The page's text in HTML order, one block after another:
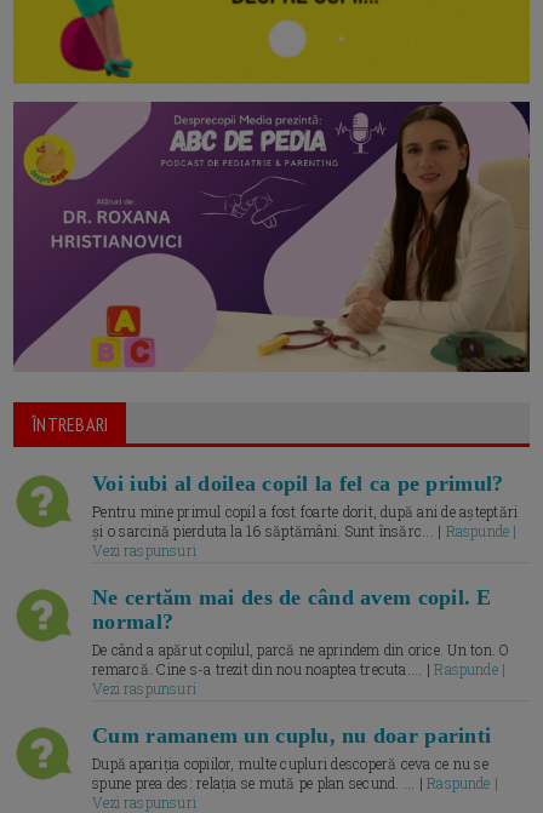
ÎNTREBARI
Voi iubi al doilea copil la fel ca pe primul?
Pentru mine primul copil a fost foarte dorit, după ani de așteptări
și o sarcină pierduta la 16 săptămâni. Sunt însărc... | Raspunde |
Vezi raspunsuri
Ne certăm mai des de când avem copil. E
normal?
De când a apărut copilul, parcă ne aprindem din orice. Un ton. O
remarcă. Cine s-a trezit din nou noaptea trecuta.... |Raspunde |
Vezi raspunsuri
Cum ramanem un cuplu, nu doar parinti
După apariția copiilor, multe cupluri descoperă ceva ce nu se
spune prea des: relația se mută pe plan secund. ... |Raspunde |
Vezi raspunsuri